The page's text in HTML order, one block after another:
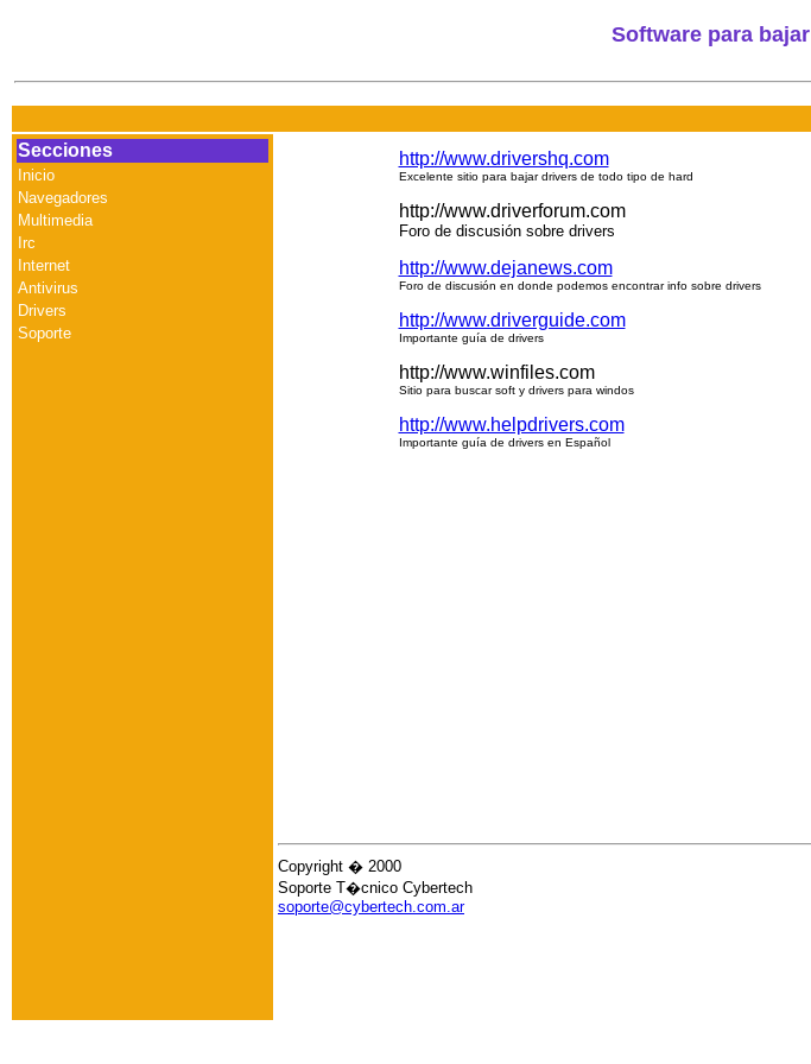
Software para bajar
Secciones
Inicio
Navegadores
Multimedia
Irc
Internet
Antivirus
Drivers
Soporte
http://www.drivershq.com
Excelente sitio para bajar drivers de todo tipo de hard
http://www.driverforum.com
Foro de discusión sobre drivers
http://www.dejanews.com
Foro de discusión en donde podemos encontrar info sobre drivers
http://www.driverguide.com
Importante guía de drivers
http://www.winfiles.com
Sitio para buscar soft y drivers para windos
http://www.helpdrivers.com
Importante guía de drivers en Español
Copyright � 2000
Soporte T�cnico Cybertech
soporte@cybertech.com.ar